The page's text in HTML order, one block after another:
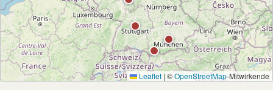
Leaflet | ©OpenStreetMap-Mitwirkende